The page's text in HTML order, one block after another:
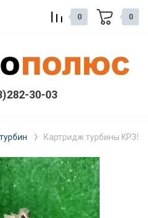
30-03
0 0
Картридж турбины KP35